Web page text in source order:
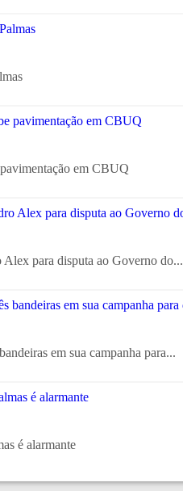
em CBUQ
para disputa ao Governo do...
em sua campanha para...
é alarmante